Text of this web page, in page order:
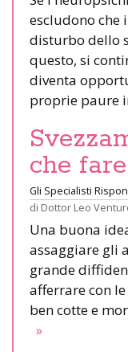
escludono che
disturbo dello
questo, si
diventa
proprie paure
che
Gli Specialisti
di Dottor Leo
Una buona
assaggiare gli
grande
afferrare con
ben cotte e
»